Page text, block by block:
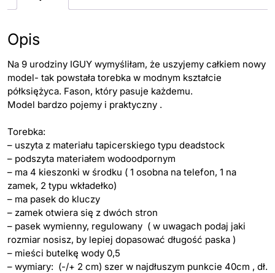
Opis
Na 9 urodziny IGUY wymyśliłam, że uszyjemy całkiem nowy
model- tak powstała torebka w modnym kształcie
półksiężyca. Fason, który pasuje każdemu.
Model bardzo pojemy i praktyczny .
Torebka:
– uszyta z materiału tapicerskiego typu deadstock
– podszyta materiałem wodoodpornym
– ma 4 kieszonki w środku ( 1 osobna na telefon, 1 na
zamek, 2 typu wkładełko)
– ma pasek do kluczy
– zamek otwiera się z dwóch stron
– pasek wymienny, regulowany ( w uwagach podaj jaki
rozmiar nosisz, by lepiej dopasować długość paska )
– mieści butelkę wody 0,5
– wymiary: (-/+ 2 cm) szer w najdłuszym punkcie 40cm , dł.